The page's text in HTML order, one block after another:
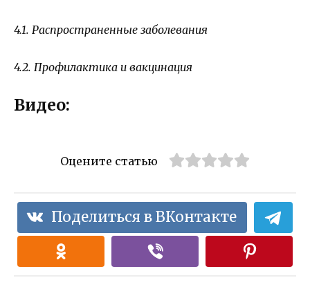
4.1. Распространенные заболевания
4.2. Профилактика и вакцинация
Видео:
Оцените статью
Поделиться в ВКонтакте